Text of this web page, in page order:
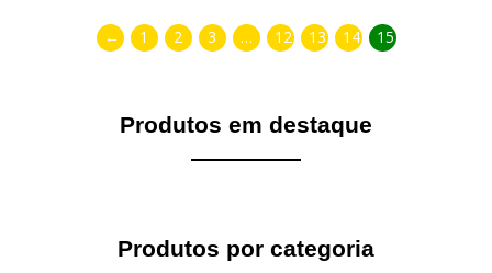
← 1 2 3 … 12 13 14 15
Produtos em destaque
Produtos por categoria